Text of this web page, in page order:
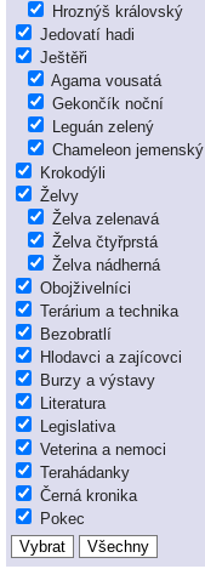
Hroznýš královský
Jedovatí hadi
Ještěři
Agama vousatá
Gekončík noční
Leguán zelený
Chameleon jemenský
Krokodýli
Želvy
Želva zelenavá
Želva čtyřprstá
Želva nádherná
Obojživelníci
Terárium a technika
Bezobratlí
Hlodavci a zajícovci
Burzy a výstavy
Literatura
Legislativa
Veterina a nemoci
Terahádanky
Černá kronika
Pokec